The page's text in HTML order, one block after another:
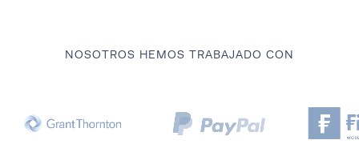
NOSOTROS HEMOS TRABAJADO CON